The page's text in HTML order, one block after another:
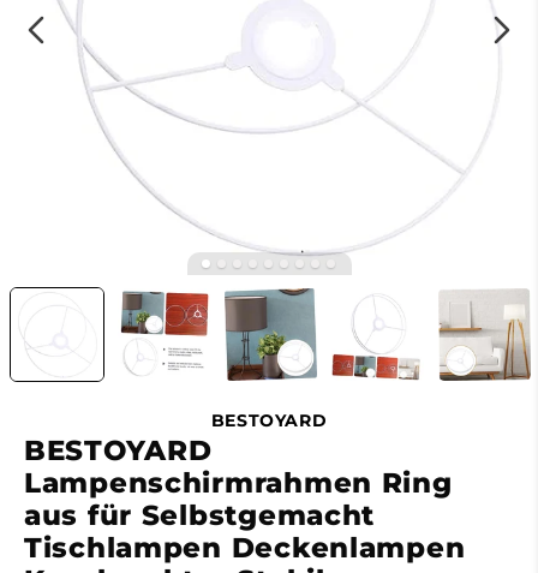
alt="BESTOYARD Lampenschirmrahmen Ring aus für
Selbstgemacht Tischlampen Deckenlampen
Kronleuchter Stabiler Lampenschirmhalter Installieren
Vielseitig Einsetzbar">
BESTOYARD
BESTOYARD
Lampenschirmrahmen Ring
aus für Selbstgemacht
Tischlampen Deckenlampen